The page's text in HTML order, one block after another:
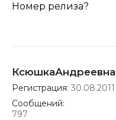
Номер релиза?
КсюшкаАндреевна
Регистрация: 30.08.2011
Сообщений:
797